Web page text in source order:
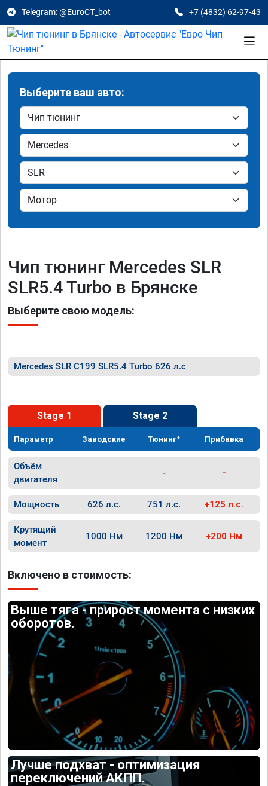
Telegram: @EuroCT_bot +7 (4832) 62-97-43
Выберите ваш авто:
Чип тюнинг Mercedes SLR
SLR5.4 Turbo в Брянске
Выберите свою модель:
Mercedes SLR C199 SLR5.4 Turbo 626 л.с
Stage 1 Stage 2
Параметр Заводские Тюнинг* Прибавка
Объём
двигателя
- -
Мощность 626 л.с. 751 л.с. +125 л.с.
Крутящий
момент
1000 Нм 1200 Нм +200 Нм
Включено в стоимость:
Выше тяга - прирост момента с низких
оборотов.
Лучше подхват - оптимизация
переключений АКПП.